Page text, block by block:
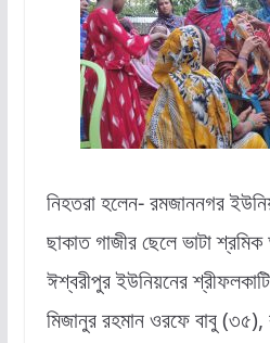
নিহতরা হলেন- রমজাননগর
ছাকাত গাজীর ছেলে ভাটা
ঈশ্বরীপুর ইউনিয়নের
মিজানুর রহমান ওরফে বাবু (৩৫),